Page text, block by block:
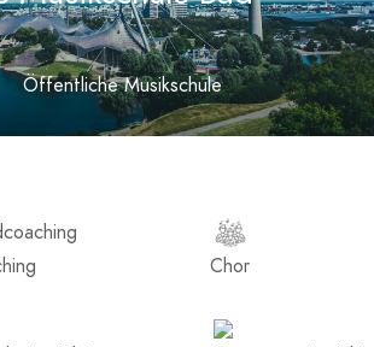
Öffentliche Musikschule
Chor